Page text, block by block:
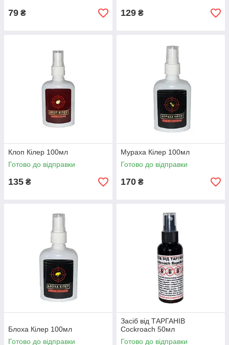
79 ₴ 129 ₴
Клоп Кілер 100мл
Готово до відправки
135 ₴
Мураха Кілер 100мл
Готово до відправки
170 ₴
Блоха Кілер 100мл
Готово до відправки
Засіб від ТАРГАНІВ
Cockroach 50мл
Готово до відправки